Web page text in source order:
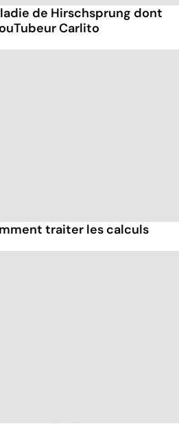
de Hirschsprung dont
Carlito
traiter les calculs